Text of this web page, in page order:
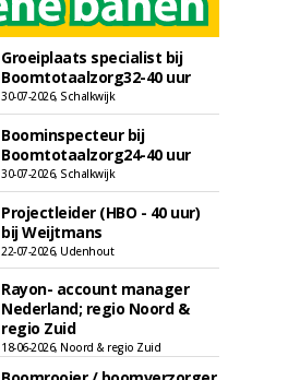
Groeiplaats specialist bij
Boomtotaalzorg32-40 uur
30-07-2026, Schalkwijk
Boominspecteur bij
Boomtotaalzorg24-40 uur
30-07-2026, Schalkwijk
Projectleider (HBO - 40 uur)
bij Weijtmans
22-07-2026, Udenhout
Rayon- account manager
Nederland; regio Noord &
regio Zuid
18-06-2026, Noord & regio Zuid